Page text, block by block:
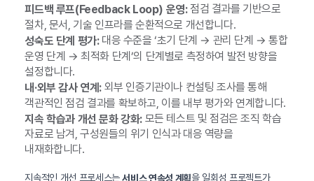
피드백 루프(Feedback Loop) 운영:점검 결과를 기반으로
절차, 문서, 기술 인프라를 순환적으로 개선합니다.
성숙도 단계 평가:대응 수준을 ‘초기 단계 → 관리 단계 → 통합
운영 단계 → 최적화 단계’의 단계별로 측정하여 발전 방향을
설정합니다.
내·외부 감사 연계:외부 인증기관이나 컨설팅 조사를 통해
객관적인 점검 결과를 확보하고, 이를 내부 평가와 연계합니다.
지속 학습과 개선 문화 강화:모든 테스트 및 점검은 조직 학습
자료로 남겨, 구성원들의 위기 인식과 대응 역량을
내재화합니다.
지속적인 개선 프로세스는서비스 연속성 계획을 일회성 프로젝트가